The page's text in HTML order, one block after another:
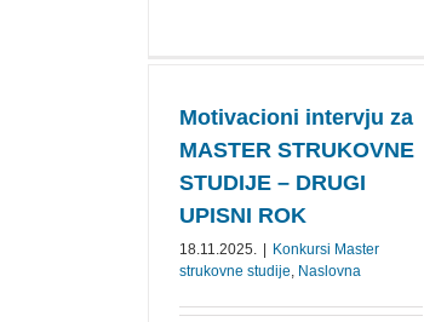
Motivacioni intervju za
MASTER STRUKOVNE
STUDIJE – DRUGI
UPISNI ROK
18.11.2025.
Konkursi Master
strukovne studije, Naslovna